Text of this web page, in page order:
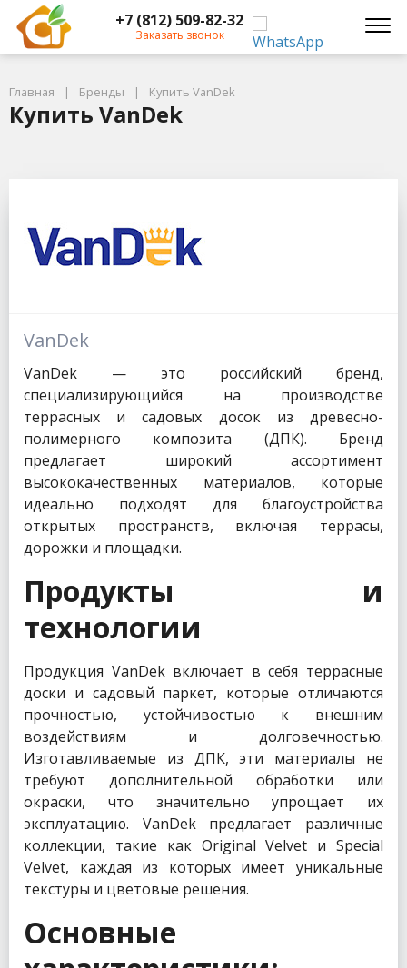
+7 (812) 509-82-32
Заказать звонок
Главная Бренды Купить VanDek
Купить VanDek
VanDek
VanDek — это российский бренд,
специализирующийся на производстве
террасных и садовых досок из древесно-
полимерного композита (ДПК). Бренд
предлагает широкий ассортимент
высококачественных материалов, которые
идеально подходят для благоустройства
открытых пространств, включая террасы,
дорожки и площадки.
Продукты и
технологии
Продукция VanDek включает в себя террасные
доски и садовый паркет, которые отличаются
прочностью, устойчивостью к внешним
воздействиям и долговечностью.
Изготавливаемые из ДПК, эти материалы не
требуют дополнительной обработки или
окраски, что значительно упрощает их
эксплуатацию. VanDek предлагает различные
коллекции, такие как Original Velvet и Special
Velvet, каждая из которых имеет уникальные
текстуры и цветовые решения.
Основные